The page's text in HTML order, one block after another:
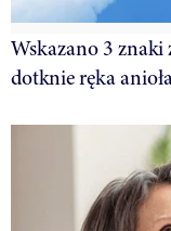
Wskazano 3
dotknie ręka